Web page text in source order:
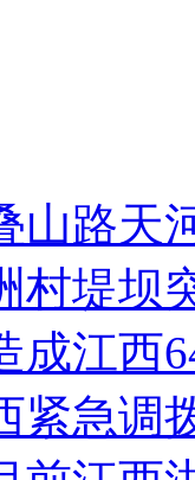
山路天
村堤坝
成江西
紧急调